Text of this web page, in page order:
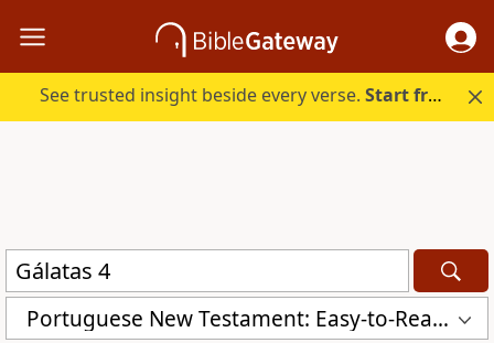
See trusted insight beside every verse.Start free.
Portuguese New Testament: Easy-to-Read Version (VFL)